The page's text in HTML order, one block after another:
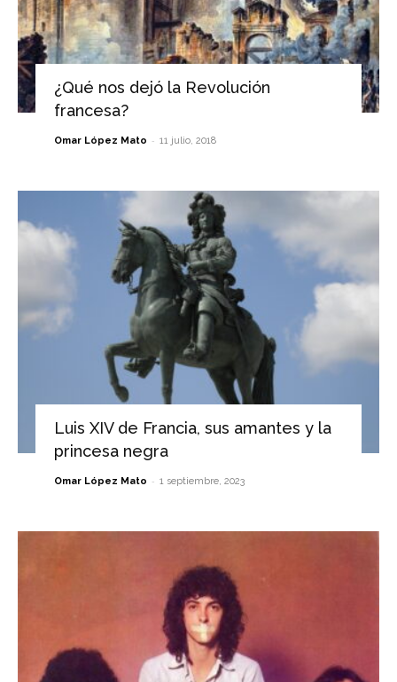
¿Qué nos dejó la Revolución
francesa?
Omar López Mato - 11 julio, 2018
Luis XIV de Francia, sus amantes y la
princesa negra
Omar López Mato - 1 septiembre, 2023